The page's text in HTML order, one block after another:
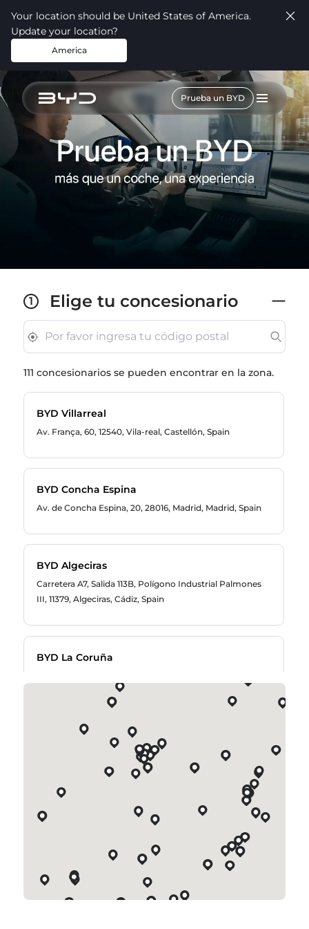
Your location should be United States of America.
Update your location?
America
Prueba un BYD
1 Elige tu concesionario
111 concesionarios se pueden encontrar en la zona.
BYD Villarreal
Av. França, 60, 12540, Vila-real, Castellón, Spain
quadisdream@quadis.es
BYD Concha Espina
Av. de Concha Espina, 20, 28016, Madrid, Madrid, Spain
+ 34 910 770 760
info.bydmadrid@astara.com
BYD Algeciras
Carretera A7, Salida 113B, Polígono Industrial Palmones
III, 11379, Algeciras, Cádiz, Spain
952006302
cadiz@caetanotec.es
BYD La Coruña
(+34) 881190749
leadsbyd@perezrumbao.com
BYD Reus
Carrer de Recasens i Mercadé 27, 43206, Reus,
Tarragona, Spain
quadisdream@quadis.es
BYD Leganés
Av., Carlos Sainz 51, 28914, Leganés, Madrid, Spain
info.bydmadrid@astara.com
BYD Santiago